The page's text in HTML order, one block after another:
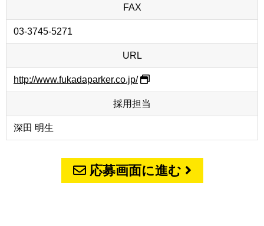
FAX
03-3745-5271
URL
http://www.fukadaparker.co.jp/
採用担当
深田 明生
応募画面に進む